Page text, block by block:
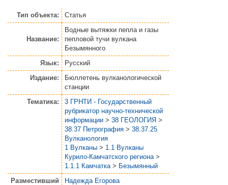
Тип объекта: Статья
Название:
Водные вытяжки пепла и газы
пепловой тучи вулкана
Безымянного
Язык:
Русский
Издание:
Бюллетень вулканологической
станции
Тематика:
3 ГРНТИ - Государственный
рубрикатор научно-технической
информации > 38 ГЕОЛОГИЯ >
38.37 Петрография > 38.37.25
Вулканология
1 Вулканы > 1.1 Вулканы
Курило-Камчатского региона >
1.1.1 Камчатка > Безымянный
Разместивший
Надежда Егорова